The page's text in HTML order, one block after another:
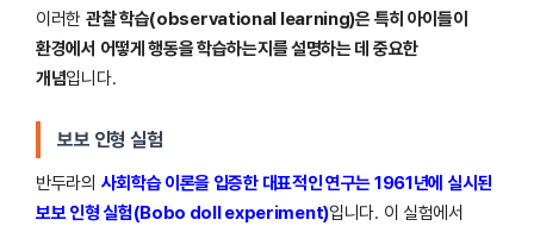
이러한 관찰 학습(observational learning)은 특히 아이들이
환경에서 어떻게 행동을 학습하는지를 설명하는 데 중요한
개념입니다.
보보 인형 실험
반두라의 사회학습 이론을 입증한 대표적인 연구는 1961년에 실시된
보보 인형 실험(Bobo doll experiment)입니다. 이 실험에서